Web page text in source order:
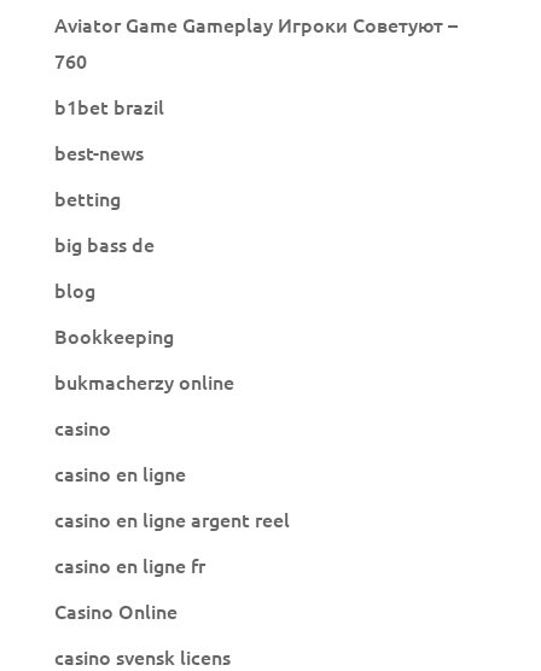
Aviator Game Gameplay Игроки Советуют –
760
b1bet brazil
best-news
betting
big bass de
blog
Bookkeeping
bukmacherzy online
casino
casino en ligne
casino en ligne argent reel
casino en ligne fr
Casino Online
casino svensk licens